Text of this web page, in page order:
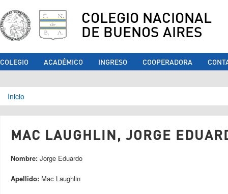
COLEGIO NACIONAL
DE BUENOS AIRES
COLEGIO ACADÉMICO INGRESO COOPERADORA
Se encuentra usted aquí
Inicio
MAC LAUGHLIN, JORGE
Nombre: Jorge Eduardo
Apellido: Mac Laughlin